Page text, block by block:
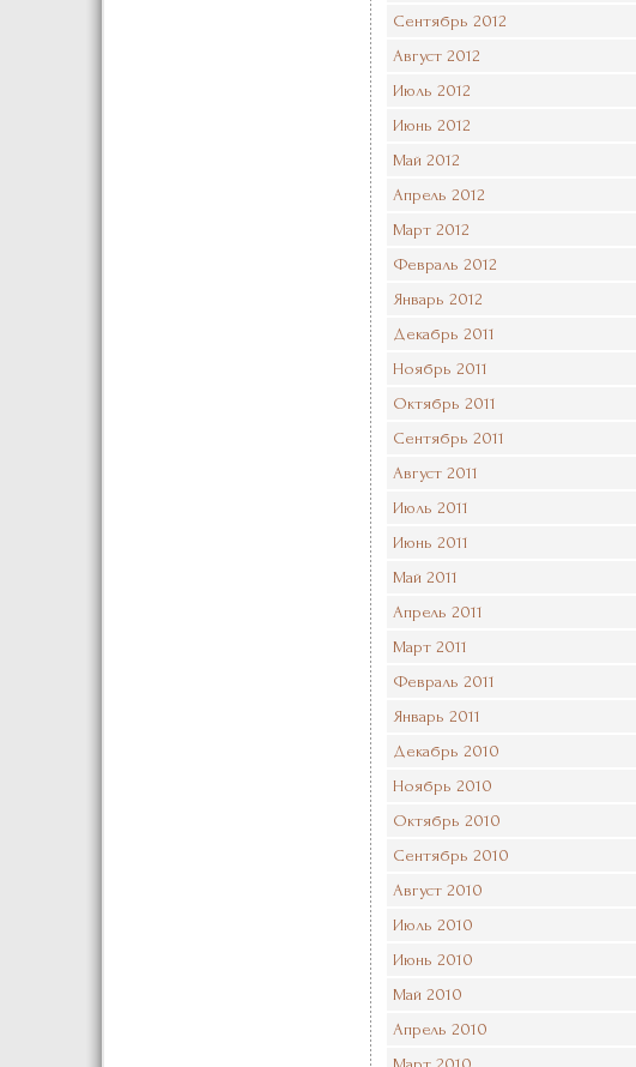
Сентябрь 2012
Август 2012
Июль 2012
Июнь 2012
Май 2012
Апрель 2012
Март 2012
Февраль 2012
Январь 2012
Декабрь 2011
Ноябрь 2011
Октябрь 2011
Сентябрь 2011
Август 2011
Июль 2011
Июнь 2011
Май 2011
Апрель 2011
Март 2011
Февраль 2011
Январь 2011
Декабрь 2010
Ноябрь 2010
Октябрь 2010
Сентябрь 2010
Август 2010
Июль 2010
Июнь 2010
Май 2010
Апрель 2010